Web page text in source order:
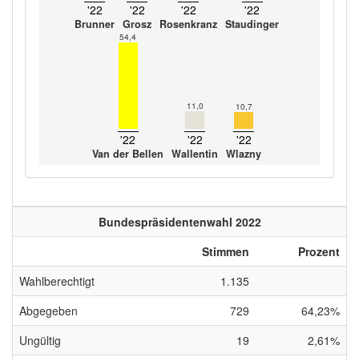
'22
Brunner
'22
Grosz
'22
Rosenkranz
'22
Staudinger
54,4
'22
Van der Bellen
11,0
'22
Wallentin
10,7
'22
Wlazny
Bundespräsidentenwahl 2022
Stimmen
Prozent
Wahlberechtigt
1.135
Abgegeben
729
64,23%
Ungültig
19
2,61%